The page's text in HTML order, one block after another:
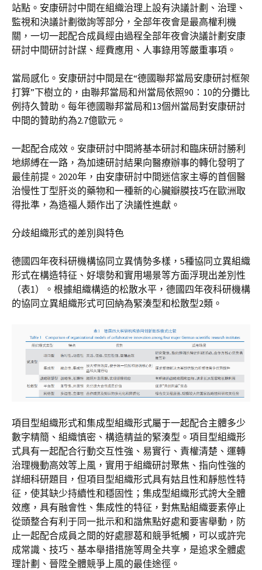
站點。安康研討中間在組織治理上設有決議計劃、治理、
監視和決議計劃徵詢等部分，全部年夜會是最高權利機
關，一切一起配合成員經由過程全部年夜會決議計劃安康
研討中間研討計謀、經費應用、人事錄用等嚴重事項。
當局感化。安康研討中間是在“德國聯邦當局安康研討框架
打算”下樹立的，由聯邦當局和州當局依照90∶10的分攤比
例持久贊助。每年德國聯邦當局和13個州當局對安康研討
中間的贊助約為2.7億歐元。
一起配合成效。安康研討中間將基本研討和臨床研討勝利
地綁縛在一路，為加速研討結果向醫療辦事的轉化發明了
最佳前提。2020年，由安康研討中間迷信家主導的首個醫
治慢性丁型肝炎的藥物和一種新的心臟瓣膜技巧在歐洲取
得批準，為造福人類作出了決議性進獻。
分歧組織形式的差別與特色
德國四年夜科研機構協同立異情勢多樣，5種協同立異組織
形式在構造特征、好壞勢和實用場景等方面浮現出差別性
（表1）。根據組織構造的松散水平，德國四年夜科研機構
的協同立異組織形式可回納為緊湊型和松散型2類。
項目型組織形式和集成型組織形式屬于一起配合主體多少
數字精簡、組織慎密、構造精益的緊湊型。項目型組織形
式具有一起配合行動交互性強、易實行、責權清楚、運轉
治理機動高效等上風，實用于組織研討聚焦、指向性強的
詳細科研題目，但項目型組織形式具有姑且性和靜態性特
征，使其缺少持續性和穩固性；集成型組織形式誇大全體
效應，具有融會性、集成性的特征，對焦點組織要素停止
從頭整合有利于同一批示和和諧焦點好處和要害舉動，防
止一起配合成員之間的好處膠葛和競爭牴觸，可以或許完
成常識、技巧、基本舉措措施等周全共享，是追求全體處
理計劃、晉陞全體競爭上風的最佳途徑。